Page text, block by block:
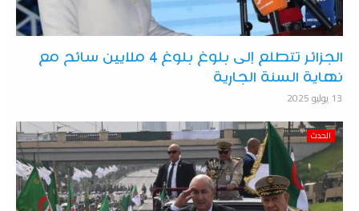
الجزائر تتطلع إلى بلوغ بلوغ 4 ملايين سائح مع
نهاية السنة الجارية
13 يوليو 2025
الحدث